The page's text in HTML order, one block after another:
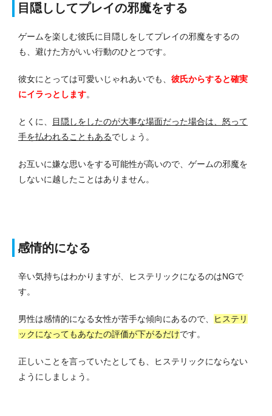
目隠ししてプレイの邪魔をする
ゲームを楽しむ彼氏に目隠しをしてプレイの邪魔をするの
も、避けた方がいい行動のひとつです。
彼女にとっては可愛いじゃれあいでも、 彼氏からすると確実
にイラっとします。
とくに、
目隠しをしたのが大事な場面だった場合は、怒って
手を払われることもあるでしょう。
お互いに嫌な思いをする可能性が高いので、ゲームの邪魔を
しないに越したことはありません。
感情的になる
辛い気持ちはわかりますが、ヒステリックになるのはNGで
す。
男性は感情的になる女性が苦手な傾向にあるので、
ヒステリ
ックになってもあなたの評価が下がるだけです。
正しいことを言っていたとしても、ヒステリックにならない
ようにしましょう。